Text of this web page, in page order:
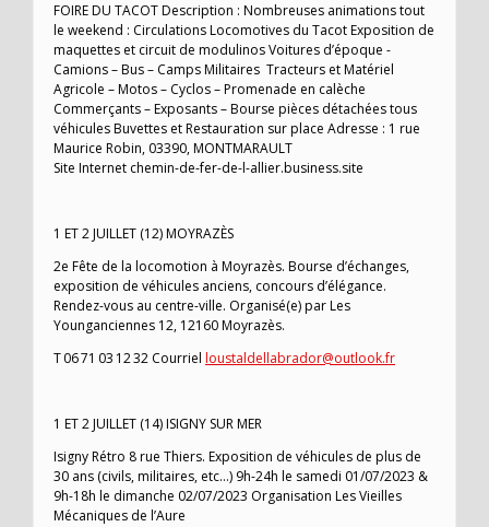
FOIRE DU TACOT Description : Nombreuses animations tout
le weekend : Circulations Locomotives du Tacot Exposition de
maquettes et circuit de modulinos Voitures d’époque -
Camions – Bus – Camps Militaires Tracteurs et Matériel
Agricole – Motos – Cyclos – Promenade en calèche
Commerçants – Exposants – Bourse pièces détachées tous
véhicules Buvettes et Restauration sur place Adresse : 1 rue
Maurice Robin, 03390, MONTMARAULT
Site Internet chemin-de-fer-de-l-allier.business.site
1 ET 2 JUILLET (12) MOYRAZÈS
2e Fête de la locomotion à Moyrazès. Bourse d’échanges,
exposition de véhicules anciens, concours d’élégance.
Rendez-vous au centre-ville. Organisé(e) par Les
Younganciennes 12, 12160 Moyrazès.
T 06 71 03 12 32 Courriel loustaldellabrador@outlook.fr
1 ET 2 JUILLET (14) ISIGNY SUR MER
Isigny Rétro 8 rue Thiers. Exposition de véhicules de plus de
30 ans (civils, militaires, etc…) 9h-24h le samedi 01/07/2023 &
9h-18h le dimanche 02/07/2023 Organisation Les Vieilles
Mécaniques de l’Aure